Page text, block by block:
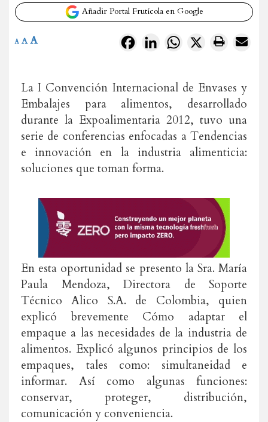
Añadir Portal Frutícola en Google
FacebookLinkedInWhatsApp
X
A A A
La I Convención Internacional de Envases y
Embalajes para alimentos, desarrollado
durante la Expoalimentaria 2012, tuvo una
serie de conferencias enfocadas a Tendencias
e innovación en la industria alimenticia:
soluciones que toman forma.
En esta oportunidad se presento la Sra. María
Paula Mendoza, Directora de Soporte
Técnico Alico S.A. de Colombia, quien
explicó brevemente Cómo adaptar el
empaque a las necesidades de la industria de
alimentos. Explicó algunos principios de los
empaques, tales como: simultaneidad e
informar. Así como algunas funciones:
conservar, proteger, distribución,
comunicación y conveniencia.